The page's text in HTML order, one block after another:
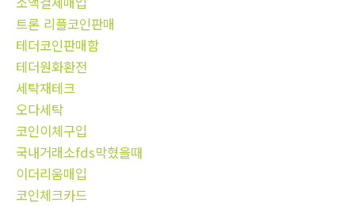
트론 리플코인판매
테더코인판매함
테더원화환전
세탁재테크
오다세탁
코인이체구입
국내거래소fds막혔을때
이더리움매입
코인체크카드